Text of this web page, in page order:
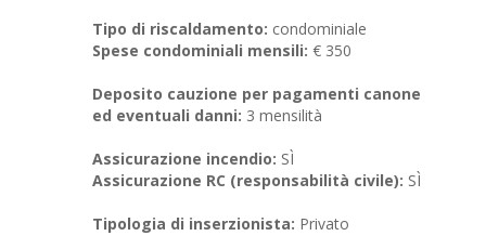
Tipo di riscaldamento: condominiale
Spese condominiali mensili: € 350
Deposito cauzione per pagamenti canone
ed eventuali danni: 3 mensilità
Assicurazione incendio: SÌ
Assicurazione RC (responsabilità civile): SÌ
Tipologia di inserzionista: Privato